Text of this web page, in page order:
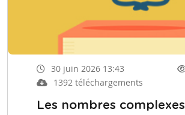
30 juin 2026 13:43
1392 téléchargements
Les nombres complexes